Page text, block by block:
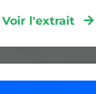
Voir l'extrait